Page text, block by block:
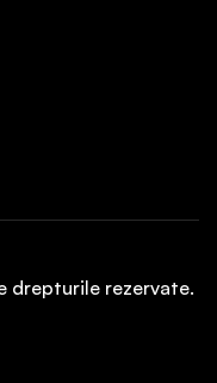
drepturile rezervate.